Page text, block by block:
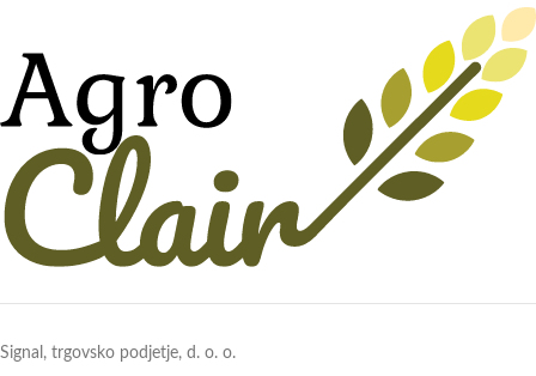
Signal, trgovsko podjetje, d. o. o.